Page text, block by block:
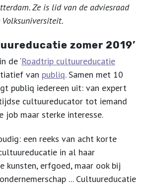
Ze is lid van de adviesraad
Volksuniversiteit.
zomer 2019’
de ‘Roadtrip cultuureducatie
van publiq. Samen met 10
publiq iedereen uit: van expert
cultuureducator tot iemand
job maar sterke interesse.
een reeks van acht korte
in al haar
kunsten, erfgoed, maar ook bij
... Cultuureducatie